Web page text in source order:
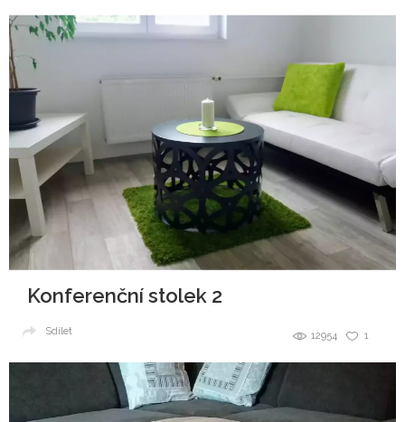
Konferenční stolek 2
1
12954
Sdílet